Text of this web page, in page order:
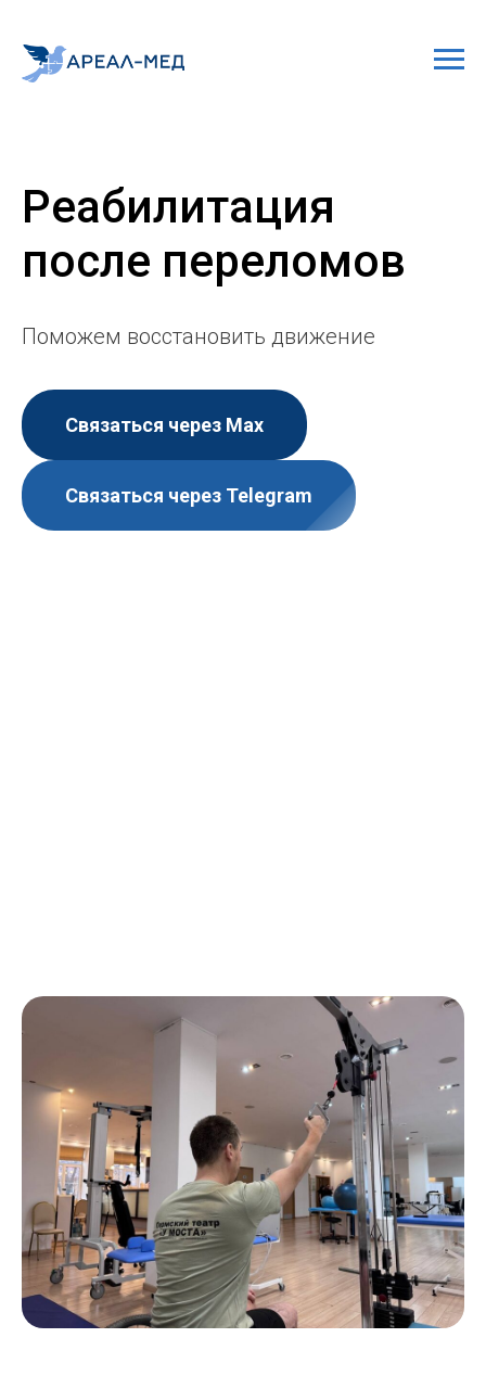
Реабилитация
после переломов
Поможем восстановить движение
Связаться через Мах
Связаться через Telegram